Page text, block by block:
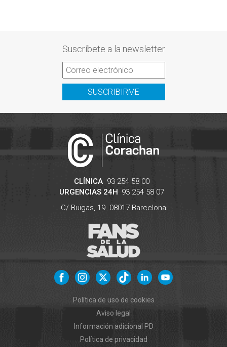
Suscríbete a la newsletter
SUSCRIBIRME
CLÍNICA 93 254 58 00
URGENCIAS 24H 93 254 58 07
C/ Buïgas, 19. 08017 Barcelona
Política de uso de cookies
Aviso legal
Información adicional PD
Política de privacidad